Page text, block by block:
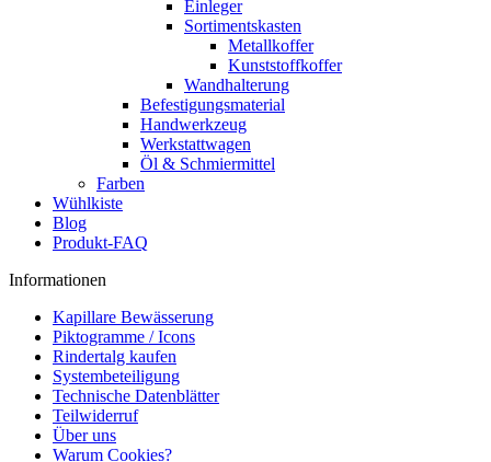
Einleger
Sortimentskasten
Metallkoffer
Kunststoffkoffer
Wandhalterung
Befestigungsmaterial
Handwerkzeug
Werkstattwagen
Öl & Schmiermittel
Farben
Wühlkiste
Blog
Produkt-FAQ
Informationen
Kapillare Bewässerung
Piktogramme / Icons
Rindertalg kaufen
Systembeteiligung
Technische Datenblätter
Teilwiderruf
Über uns
Warum Cookies?